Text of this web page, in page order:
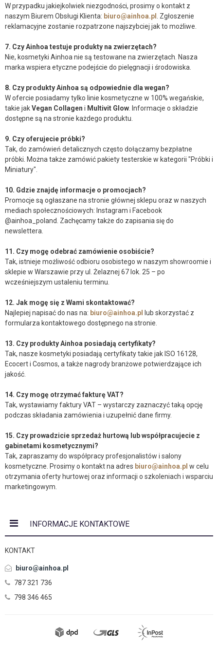
W przypadku jakiejkolwiek niezgodności, prosimy o kontakt z
naszym Biurem Obsługi Klienta: biuro@ainhoa.pl
. Zgłoszenie
reklamacyjne zostanie rozpatrzone najszybciej jak to możliwe.
7. Czy Ainhoa testuje produkty na zwierzętach?
Nie, kosmetyki Ainhoa nie są testowane na zwierzętach. Nasza
marka wspiera etyczne podejście do pielęgnacji i środowiska.
8. Czy produkty Ainhoa są odpowiednie dla wegan?
W ofercie posiadamy tylko linie kosmetyczne w 100% wegańskie,
takie jakVegan Collagen i Multivit Glow . Informacje o składzie
dostępne są na stronie każdego produktu.
9. Czy oferujecie próbki?
Tak, do zamówień detalicznych często dołączamy bezpłatne
próbki. Można także zamówić pakiety testerskie w kategorii "Próbki i
Miniatury".
10. Gdzie znajdę informacje o promocjach?
Promocje są ogłaszane na stronie głównej sklepu oraz w naszych
mediach społecznościowych: Instagram i Facebook
@ainhoa_poland. Zachęcamy także do zapisania się do
newslettera.
11. Czy mogę odebrać zamówienie osobiście?
Tak, istnieje możliwość odbioru osobistego w naszym showroomie i
sklepie w Warszawie przy ul. Żelaznej 67 lok. 25 – po
wcześniejszym ustaleniu terminu.
12. Jak mogę się z Wami skontaktować?
Najlepiej napisać do nas na: biuro@ainhoa.pl
lub skorzystać z
formularza kontaktowego dostępnego na stronie.
13. Czy produkty Ainhoa posiadają certyfikaty?
Tak, nasze kosmetyki posiadają certyfikaty takie jak ISO 16128,
Ecocert i Cosmos, a także nagrody branżowe potwierdzające ich
jakość.
14. Czy mogę otrzymać fakturę VAT?
Tak, wystawiamy faktury VAT – wystarczy zaznaczyć taką opcję
podczas składania zamówienia i uzupełnić dane firmy.
15. Czy prowadzicie sprzedaż hurtową lub współpracujecie z
gabinetami kosmetycznymi?
Tak, zapraszamy do współpracy profesjonalistów i salony
kosmetyczne. Prosimy o kontakt na adres biuro@ainhoa.pl w celu
otrzymania oferty hurtowej oraz informacji o szkoleniach i wsparciu
marketingowym.
INFORMACJE KONTAKTOWE
KONTAKT
biuro@ainhoa.pl
787 321 736
798 346 465